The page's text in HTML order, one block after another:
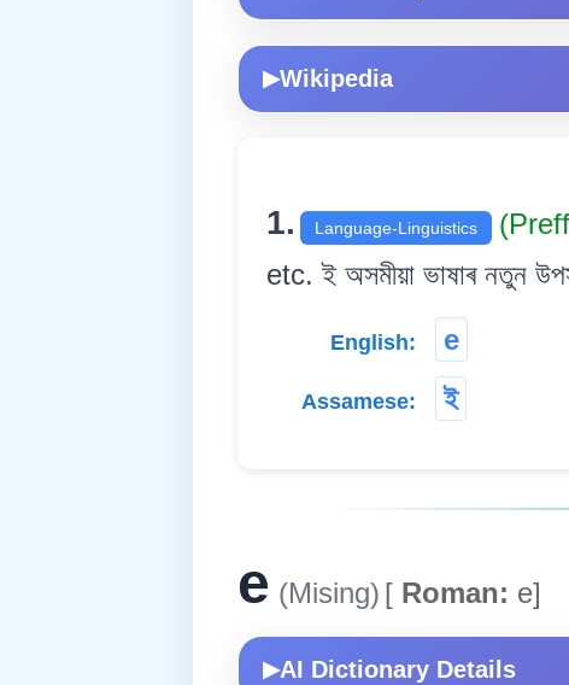
▶Wikipedia
1. Language-Linguistics
etc. ই অসমীয়া ভাষাৰ নতুন
English: e
Assamese: ই
e (Mising) [ Roman: e]
▶AI Dictionary Details